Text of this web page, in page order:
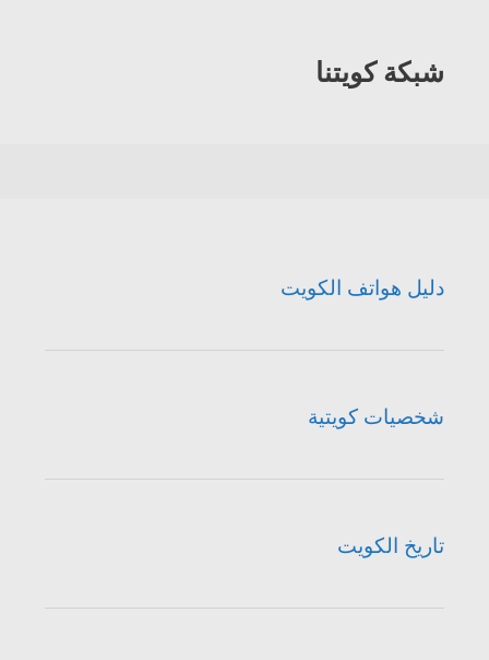
شبكة كويتنا
دليل هواتف الكويت
شخصيات كويتية
تاريخ الكويت